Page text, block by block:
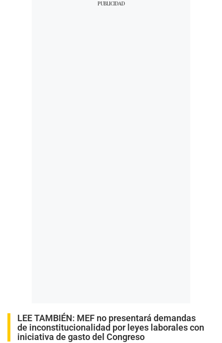
LEE TAMBIÉN: MEF no presentará demandas
de inconstitucionalidad por leyes laborales con
iniciativa de gasto del Congreso